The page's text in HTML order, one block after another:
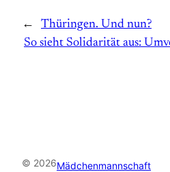
←
Thüringen. Und nun?
So sieht Solidarität aus:
© 2026Mädchenmannschaft